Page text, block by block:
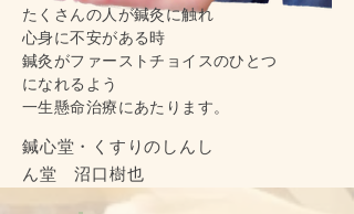
たくさんの人が鍼灸に触れ
心身に不安がある時
鍼灸がファーストチョイスのひとつ
になれるよう
一生懸命治療にあたります。
鍼心堂 ・くすりのしんし
ん堂 沼口樹也